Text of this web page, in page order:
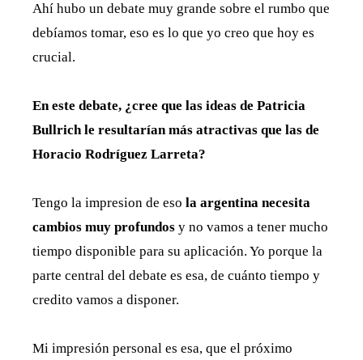
Ahí hubo un debate muy grande sobre el rumbo que
debíamos tomar, eso es lo que yo creo que hoy es
crucial.
En este debate, ¿cree que las ideas de Patricia
Bullrich le resultarían más atractivas que las de
Horacio Rodríguez Larreta?
Tengo la impresion de eso la argentina necesita
cambios muy profundos y no vamos a tener mucho
tiempo disponible para su aplicación. Yo porque la
parte central del debate es esa, de cuánto tiempo y
credito vamos a disponer.
Mi impresión personal es esa, que el próximo